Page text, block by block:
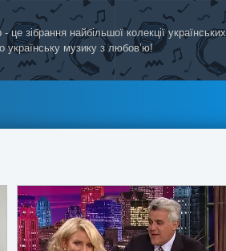
це зібрання найбільшої колекції
українську музику з любов’ю!